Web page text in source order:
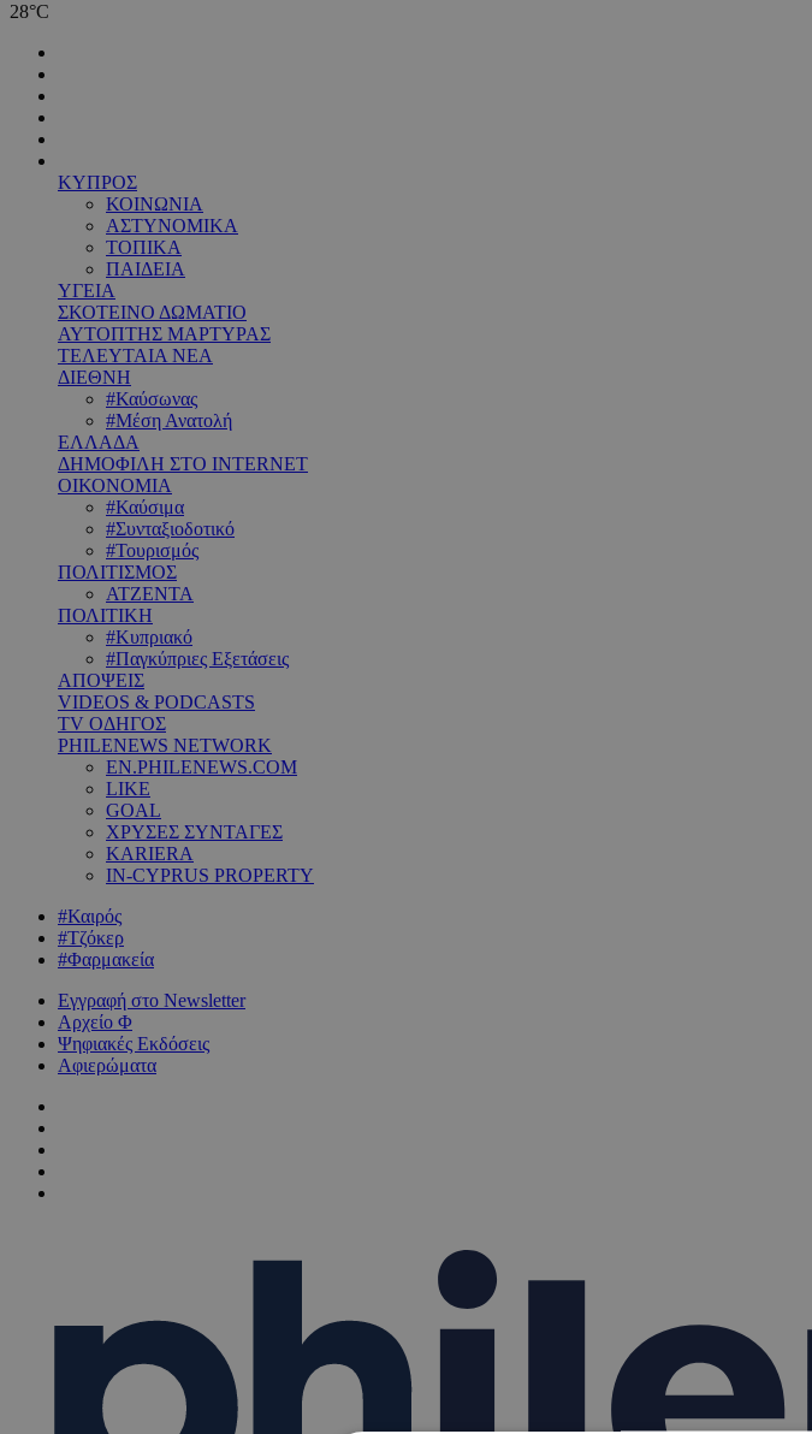
28°C
ΚΥΠΡΟΣ
ΚΟΙΝΩΝΙΑ
ΑΣΤΥΝΟΜΙΚΑ
ΤΟΠΙΚΑ
ΠΑΙΔΕΙΑ
ΥΓΕΙΑ
ΣΚΟΤΕΙΝΟ ΔΩΜΑΤΙΟ
ΑΥΤΟΠΤΗΣ ΜΑΡΤΥΡΑΣ
ΤΕΛΕΥΤΑΙΑ ΝΕΑ
ΔΙΕΘΝΗ
#Καύσωνας
#Μέση Ανατολή
ΕΛΛΑΔΑ
ΔΗΜΟΦΙΛΗ ΣΤΟ INTERNET
ΟΙΚΟΝΟΜΙΑ
#Καύσιμα
#Συνταξιοδοτικό
#Τουρισμός
ΠΟΛΙΤΙΣΜΟΣ
ΑΤΖΕΝΤΑ
ΠΟΛΙΤΙΚΗ
#Κυπριακό
#Παγκύπριες Εξετάσεις
ΑΠΟΨΕΙΣ
VIDEOS & PODCASTS
TV ΟΔΗΓΟΣ
PHILENEWS NETWORK
EN.PHILENEWS.COM
LIKE
GOAL
ΧΡΥΣΕΣ ΣΥΝΤΑΓΕΣ
KARIERA
IN-CYPRUS PROPERTY
#Καιρός
#Τζόκερ
#Φαρμακεία
Εγγραφή στο Newsletter
Αρχείο Φ
Ψηφιακές Εκδόσεις
Αφιερώματα